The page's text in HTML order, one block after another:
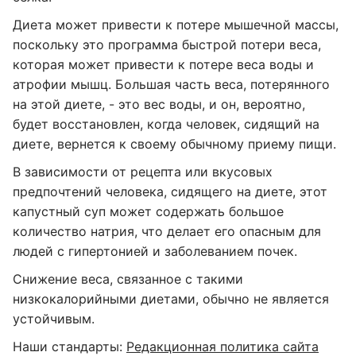
Диета может привести к потере мышечной массы,
поскольку это программа быстрой потери веса,
которая может привести к потере веса воды и
атрофии мышц. Большая часть веса, потерянного
на этой диете, - это вес воды, и он, вероятно,
будет восстановлен, когда человек, сидящий на
диете, вернется к своему обычному приему пищи.
В зависимости от рецепта или вкусовых
предпочтений человека, сидящего на диете, этот
капустный суп может содержать большое
количество натрия, что делает его опасным для
людей с гипертонией и заболеванием почек.
Снижение веса, связанное с такими
низкокалорийными диетами, обычно не является
устойчивым.
Наши стандарты: Редакционная политика сайта